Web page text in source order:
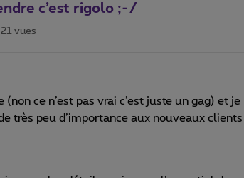
c’est rigolo ;-/
21 vues
ce n’est pas vrai c’est juste un gag) et je
très peu d’importance aux nouveaux clients